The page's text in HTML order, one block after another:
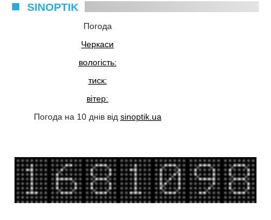
SINOPTIK
Погода
Черкаси
вологість:
тиск:
вітер:
Погода на 10 днів від sinoptik.ua